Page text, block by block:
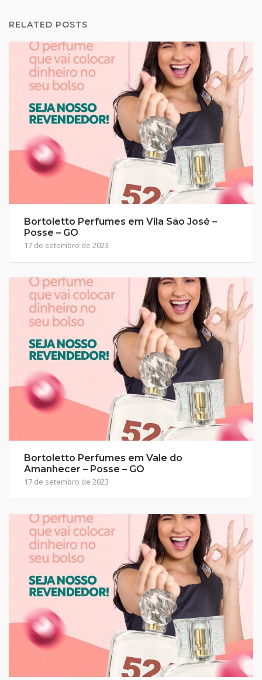
RELATED POSTS
Bortoletto Perfumes em Vila São José –
Posse – GO
17 de setembro de 2023
Bortoletto Perfumes em Vale do
Amanhecer – Posse – GO
17 de setembro de 2023